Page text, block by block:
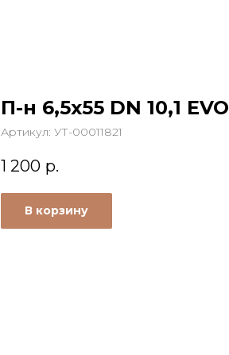
П-н 6,5x55 DN 10,1 EVO
Артикул: УТ-00011821
1 200 р.
В корзину